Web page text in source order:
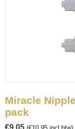
Miracle
pack
€9.05